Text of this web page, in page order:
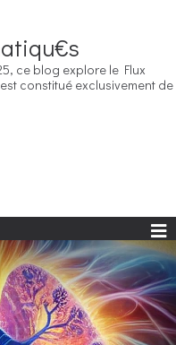
ce blog explore le Flux
constitué exclusivement de